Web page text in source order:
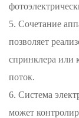
5. Сочетание
позволяет
спринклера или
поток.
6. Система
может